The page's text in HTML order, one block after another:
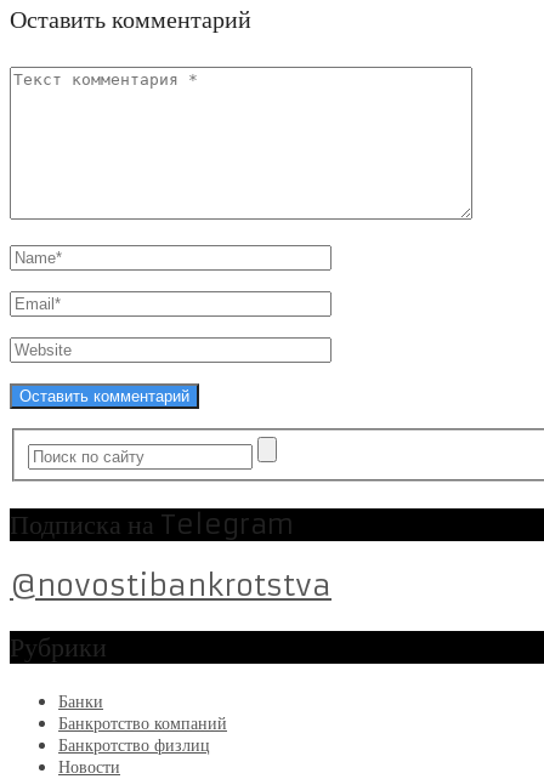
Оставить комментарий
Подписка на Telegram
@novostibankrotstva
Рубрики
Банки
Банкротство компаний
Банкротство физлиц
Новости